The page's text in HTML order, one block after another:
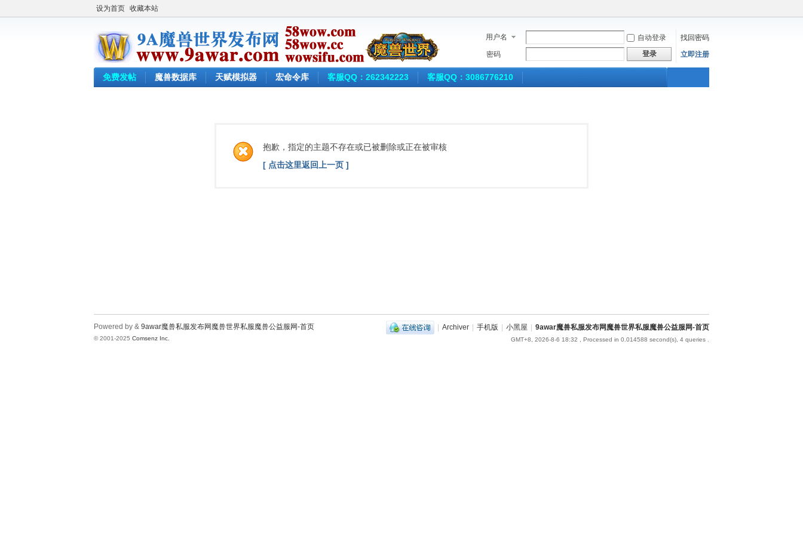
设为首页 收藏本站
用户名 自动登录
找回密码
密码
登录 立即注册
免费发帖 魔兽数据库 天赋模拟器 宏命令库 客服QQ：262342223 客服QQ：3086776210
抱歉，指定的主题不存在或已被删除或正在被审核
[ 点击这里返回上一页 ]
| Archiver | 手机版 | 小黑屋 | 9awar魔兽私服发布网魔兽世界私服魔兽公益服网-首页
GMT+8, 2026-8-6 18:32 , Processed in 0.014588 second(s), 4 queries .
Powered by & 9awar魔兽私服发布网魔兽世界私服魔兽公益服网-首页
© 2001-2025 Comsenz Inc.